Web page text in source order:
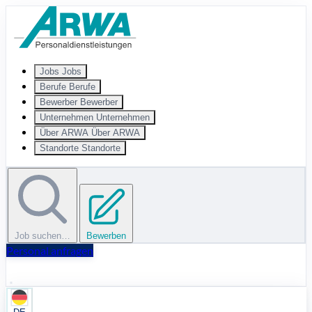
Zum Hauptinhalt springen
Jobs Jobs
Berufe Berufe
Bewerber Bewerber
Unternehmen Unternehmen
Über ARWA Über ARWA
Standorte Standorte
Job suchen… Bewerben
Personal anfragen